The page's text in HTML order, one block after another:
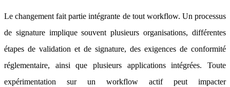
Le changement fait partie intégrante de tout workflow. Un processus
de signature implique souvent plusieurs organisations, différentes
étapes de validation et de signature, des exigences de conformité
réglementaire, ainsi que plusieurs applications intégrées. Toute
expérimentation sur un workflow actif peut impacter